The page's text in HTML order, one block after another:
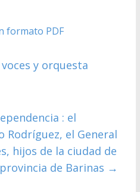
formato PDF
y orquesta
: el
Rodríguez, el General
hijos de la ciudad de
de Barinas →